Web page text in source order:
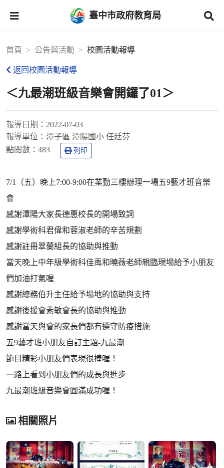
臺中市政府教育局
首頁 公告與活動 校園活動報導
返回校園活動報導
＜九最潮班級音樂會開鑼了01＞
報導日期： 2022-07-03
報導單位： 潭子區 潭陽國小 任廷芬
點閱數： 483 列印
7/1（五）晚上7:00-9:00在業勤三樓辦理一場五9藝才班音樂
會
感謝潭陽大家長德惠校長的開場致詞
感謝學術科君偉和蓉淑老師的辛苦規劃
感謝註冊翠蘭組長的協助與推動
當天晚上中年級學術科佳禹和曉薇老師親臨現場給予小朋友
們加油打氣喔
感謝總務伯升主任給予場地的協助與支持
感謝後援會素敏會長的協助與推動
感謝當天與會的家長們都有遵守防疫措施
五9藝才班小朋友自訂主題-九最潮
節目精彩小朋友們表現很棒喔！
一路上看到小朋友們的成長與進步
九最潮班級音樂會圓滿成功喔！
相關照片